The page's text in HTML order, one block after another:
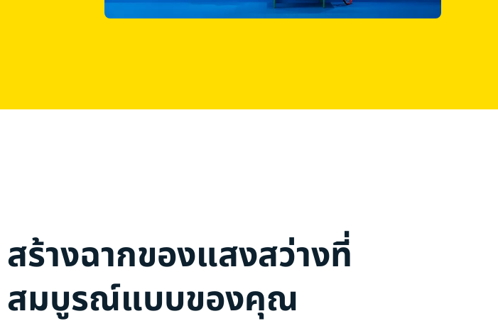
สร้างฉากของแสงสว่างที่
สมบูรณ์แบบของคุณ